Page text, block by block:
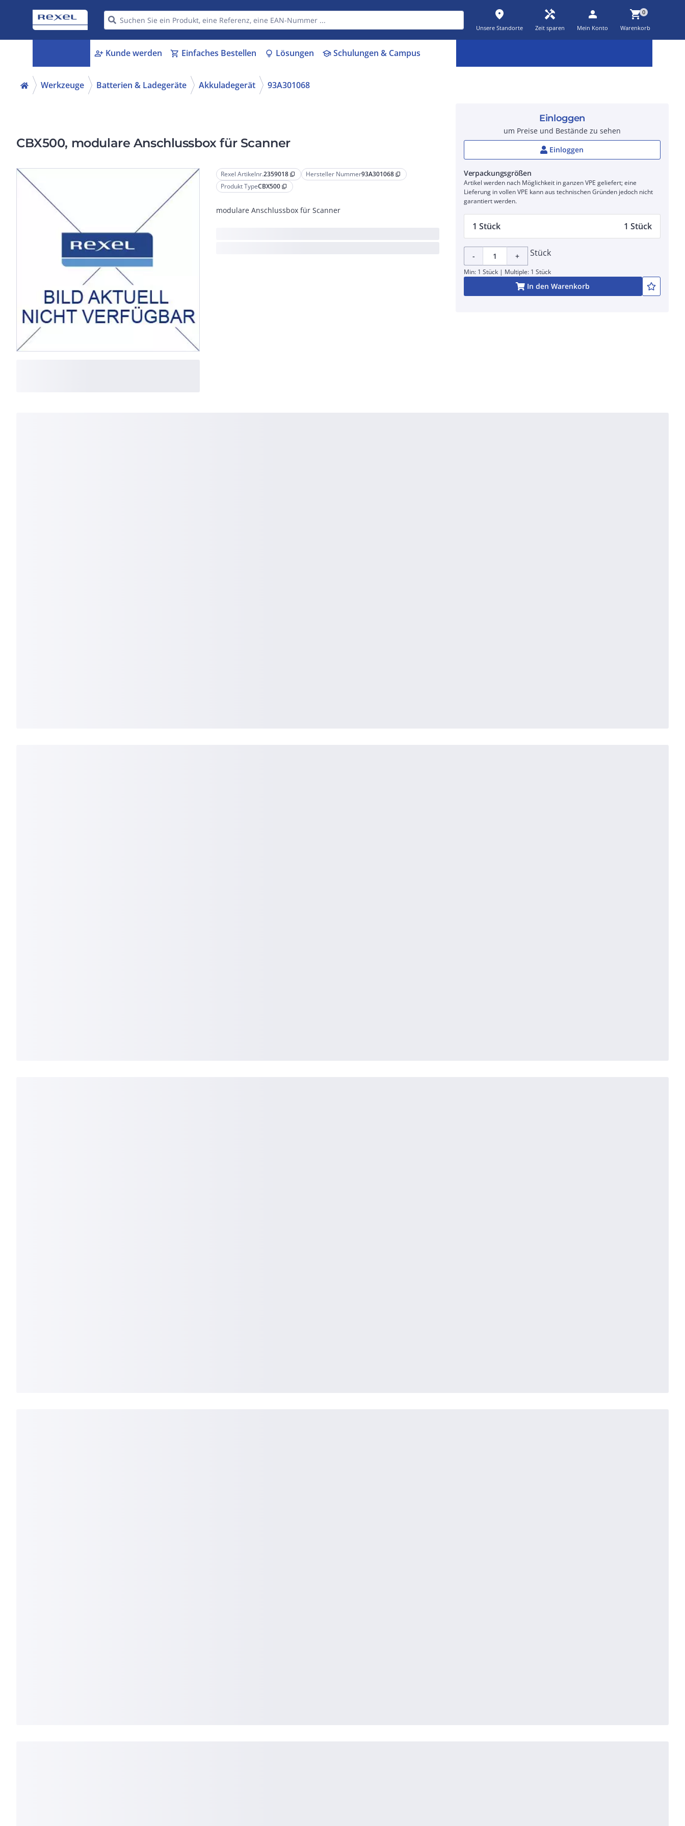
place
Unsere Standorte
handyman
Zeit sparen
person
Mein Konto
shopping_cart0
Warenkorb
person_add Kunde werden shopping_cart Einfaches Bestellen lightbulb Lösungen schoolSchulungen & Campus
Werkzeuge Batterien & Ladegeräte Akkuladegerät 93A301068
CBX500, modulare Anschlussbox für Scanner
Rexel Artikelnr.2359018 content_copy Hersteller Nummer93A301068 content_copy
Produkt TypeCBX500 content_copy
modulare Anschlussbox für Scanner
Einloggen
um Preise und Bestände zu sehen
Einloggen
Verpackungsgrößen
Artikel werden nach Möglichkeit in ganzen VPE geliefert; eine
Lieferung in vollen VPE kann aus technischen Gründen jedoch nicht
garantiert werden.
1 Stück 1 Stück
- + Stück
Min: 1 Stück | Multiple: 1 Stück
In den Warenkorb